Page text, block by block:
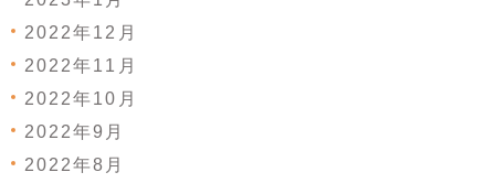
2022年12月
2022年11月
2022年10月
2022年9月
2022年8月